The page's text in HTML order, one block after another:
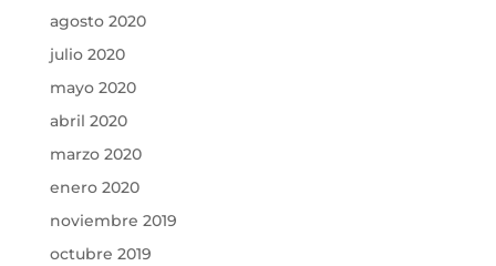
agosto 2020
julio 2020
mayo 2020
abril 2020
marzo 2020
enero 2020
noviembre 2019
octubre 2019